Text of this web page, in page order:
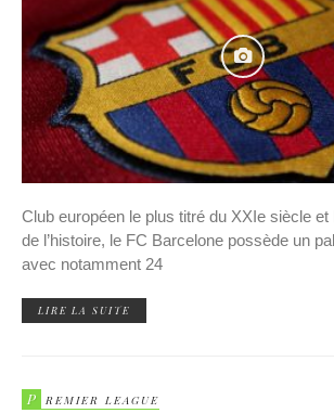
Club européen le plus titré du XXIe siècle et
de l’histoire, le FC Barcelone possède un
avec notamment 24
LIRE LA SUITE
P REMIER LEAGUE